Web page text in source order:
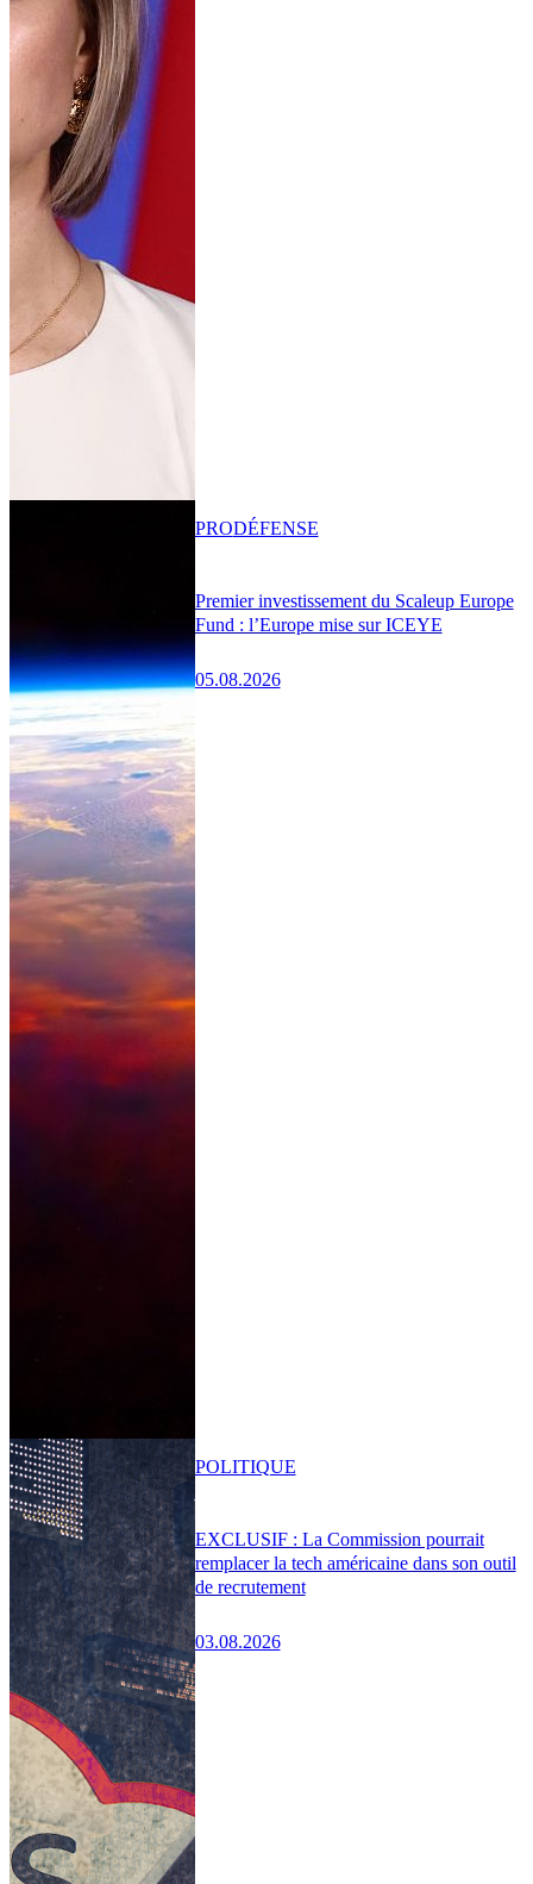
Premier investissement du Scaleup Europe
Fund : l’Europe mise sur ICEYE
05.08.2026
PRODÉFENSE
EXCLUSIF : La Commission pourrait
remplacer la tech américaine dans son outil
de recrutement
03.08.2026
POLITIQUE